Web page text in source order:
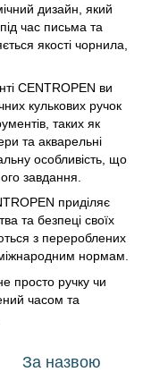
дизайн, який
час письма та
якості чорнила,
CENTROPEN ви
кулькових ручок
таких як
та акварельні
особливість, що
завдання.
приділяє
та безпеці своїх
з перероблених
міжнародним нормам.
просто ручку чи
часом та
За назвою